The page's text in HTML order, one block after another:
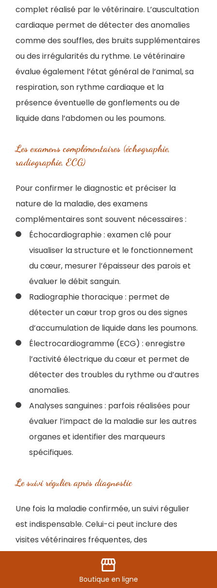
complet réalisé par le vétérinaire. L’auscultation
cardiaque permet de détecter des anomalies
comme des souffles, des bruits supplémentaires
ou des irrégularités du rythme. Le vétérinaire
évalue également l’état général de l’animal, sa
respiration, son rythme cardiaque et la
présence éventuelle de gonflements ou de
liquide dans l’abdomen ou les poumons.
Les examens complémentaires (échographie,
radiographie, ECG)
Pour confirmer le diagnostic et préciser la
nature de la maladie, des examens
complémentaires sont souvent nécessaires :
Échocardiographie : examen clé pour
visualiser la structure et le fonctionnement
du cœur, mesurer l’épaisseur des parois et
évaluer le débit sanguin.
Radiographie thoracique : permet de
détecter un cœur trop gros ou des signes
d’accumulation de liquide dans les poumons.
Électrocardiogramme (ECG) : enregistre
l’activité électrique du cœur et permet de
détecter des troubles du rythme ou d’autres
anomalies.
Analyses sanguines : parfois réalisées pour
évaluer l’impact de la maladie sur les autres
organes et identifier des marqueurs
spécifiques.
Le suivi régulier après diagnostic
Une fois la maladie confirmée, un suivi régulier
est indispensable. Celui-ci peut inclure des
visites vétérinaires fréquentes, des
traitements médicamenteux. Ce suivi permet de
storefront
Boutique en ligne